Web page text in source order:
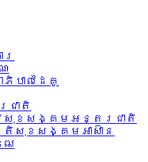
បាលដៃគូ
ាតិ
សុខសង្គមអន្តរជាតិ
សុខសង្គមអាស៊ាន​
ឍ